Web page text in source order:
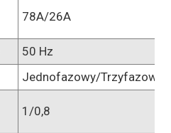
78A/26A
50 Hz
Jednofazowy/Trzyfazowy
1/0,8